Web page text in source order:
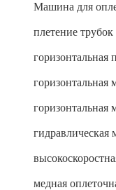
Машина для
плетение
горизонтальная
горизонтальная
горизонтальная
медная